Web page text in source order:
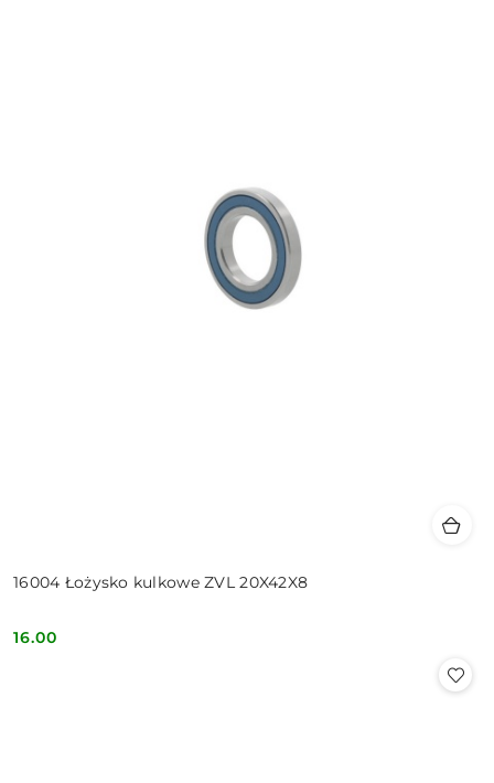
16004 Łożysko kulkowe ZVL 20X42X8
Cena:
16.00